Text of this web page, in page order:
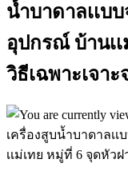
น้ำบาดาลเเบ
อุปกรณ์ บ้านเ
วิธีเฉพาะเจาะ